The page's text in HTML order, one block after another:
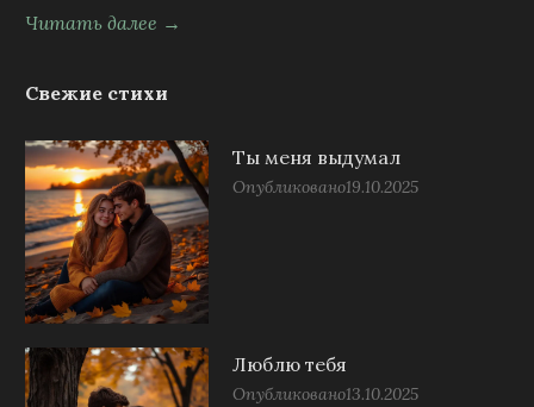
Читать далее →
Свежие стихи
Ты меня выдумал
Опубликовано19.10.2025
Люблю тебя
Опубликовано13.10.2025